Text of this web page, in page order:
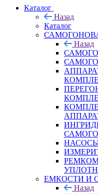
Каталог
Назад
Каталог
Назад
ЕМКОСТИ И
Назад